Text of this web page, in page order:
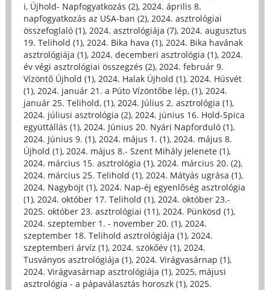
i, Újhold- Napfogyatkozás (2), 2024. április 8.
napfogyatkozás az USA-ban (2), 2024. asztrológiai
összefoglaló (1), 2024. asztrológiája (7), 2024. augusztus
19. Telihold (1), 2024. Bika hava (1), 2024. Bika havának
asztrológiája (1), 2024. decemberi asztrológia (1), 2024.
év végi asztrológiai összegzés (2), 2024. február 9.
Vízöntő Újhold (1), 2024. Halak Újhold (1), 2024. Húsvét
(1), 2024. január 21. a Púto Vízöntőbe lép, (1), 2024.
január 25. Telihold, (1), 2024. Július 2. asztrológia (1),
2024. júliusi asztrológia (2), 2024. június 16. Hold-Spica
együttállás (1), 2024. Június 20. Nyári Napforduló (1),
2024. Június 9. (1), 2024. május 1. (1), 2024. május 8.
Újhold (1), 2024. május 8.- Szent Mihály jelenete (1),
2024. március 15. asztrológia (1), 2024. március 20. (2),
2024. március 25. Telihold (1), 2024. Mátyás ugrása (1),
2024. Nagyböjt (1), 2024. Nap-éj egyenlőség asztrológia
(1), 2024. október 17. Telihold (1), 2024. október 23.-
2025. október 23. asztrológiai (11), 2024. Pünkösd (1),
2024. szeptember 1. - november 20. (1), 2024.
szeptember 18. Telihold asztrológiája (1), 2024.
szeptemberi árvíz (1), 2024. szökőév (1), 2024.
Tusványos asztrológiája (1), 2024. Virágvasárnap (1),
2024. Virágvasárnap asztrológiája (1), 2025, májusi
asztrológia - a pápaválasztás horoszk (1), 2025.